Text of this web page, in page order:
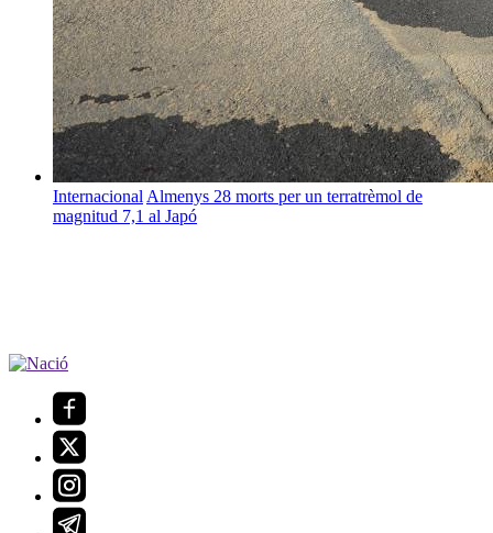
Internacional Almenys 28 morts per un terratrèmol de
magnitud 7,1 al Japó